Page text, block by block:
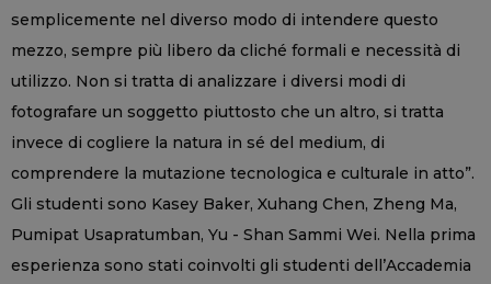
semplicemente nel diverso modo di intendere questo
mezzo, sempre più libero da cliché formali e necessità di
utilizzo. Non si tratta di analizzare i diversi modi di
fotografare un soggetto piuttosto che un altro, si tratta
invece di cogliere la natura in sé del medium, di
comprendere la mutazione tecnologica e culturale in atto”.
Gli studenti sono Kasey Baker, Xuhang Chen, Zheng Ma,
Pumipat Usapratumban, Yu - Shan Sammi Wei. Nella prima
esperienza sono stati coinvolti gli studenti dell’Accademia